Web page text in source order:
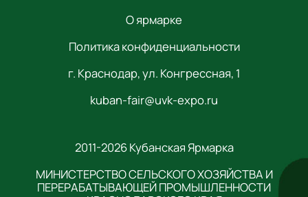
О ярмарке
Политика конфиденциальности
г. Краснодар, ул. Конгрессная, 1
kuban-fair@uvk-expo.ru
2011-2026 Кубанская Ярмарка
МИНИСТЕРСТВО СЕЛЬСКОГО ХОЗЯЙСТВА И
ПЕРЕРАБАТЫВАЮЩЕЙ ПРОМЫШЛЕННОСТИ